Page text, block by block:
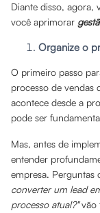
Diante disso, agora,
você aprimorar
Organize o
O primeiro passo
processo de vendas
acontece desde a
pode ser
Mas, antes de
entender
empresa. Perguntas
converter um lead
processo atual?"vão